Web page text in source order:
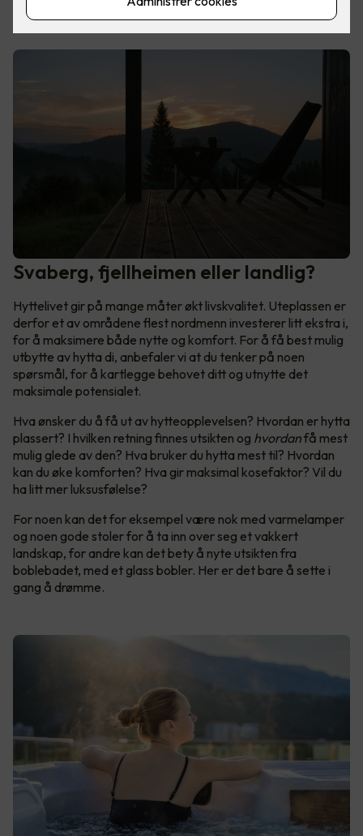
Les også:Drømmer du om en smart hytte?
Svaberg, fjellheimen eller landlig?
Hyttelivet gir på mange måter økt livskvalitet. Uteplassen er
derfor et av områdene flest nordmenn investerer litt ekstra i,
for å maksimere både nytte og komfort. For å få best mulig
utbytte av hytta di, anbefaler vi at du tenker på noen
spørsmål, for å kartlegge behovet ditt og utnytte det
maksimale potensialet.
Hva ønsker du å få ut av hytteopplevelsen? Hvordan er hytta
plassert? I hvilken retning finnes utsikten og hvordanfå mest
mulig glede av den? Hva bruker du hytta mest til? Hvordan
kan du øke komforten? Hva gir maksimal kosefaktor? Vil du
ha litt mer luksusfølelse?
For noen kan det for eksempel være nok med varmelamper
og noen gode stoler for å ta inn over seg et vakkert
landskap, for andre kan det bety å nyte utsikten fra
boblebadet, med et glass bobler. Her er det bare å sette i
gang å drømme.